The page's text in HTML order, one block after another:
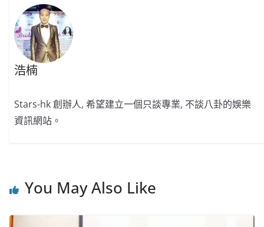
k
浩楠
Stars-hk 創辦人, 希望建立一個只談專業, 不談八卦的娛樂
資訊網站。
You May Also Like